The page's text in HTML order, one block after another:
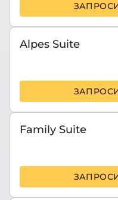
Alpes Suite
Family Suite